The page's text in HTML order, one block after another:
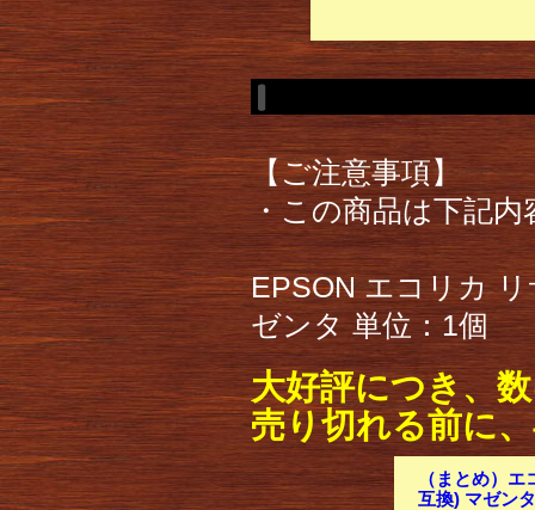
【ご注意事項】
・この商品は下記
EPSON エコリカ
ゼンタ 単位：1個
大好評につき、
売り切れる前に
（まとめ）
互換) マゼン